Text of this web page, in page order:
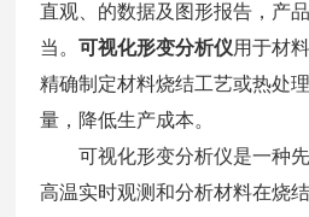
直观、的数据及图形报告，产
当。可视化形变分析仪用于材
精确制定材料烧结工艺或热处
量，降低生产成本。
可视化形变分析仪是一种先
高温实时观测和分析材料在烧